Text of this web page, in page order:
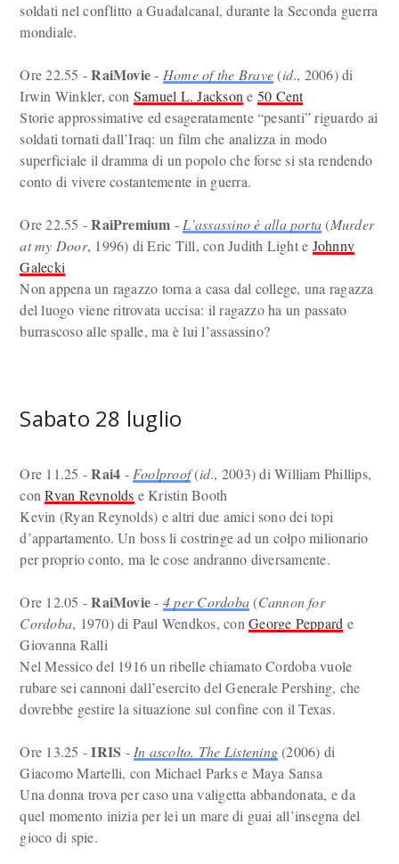
soldati nel conflitto a Guadalcanal, durante la Seconda guerra
mondiale.
Ore 22.55 -RaiMovie- Home of the Brave(id., 2006) di
Irwin Winkler, con Samuel L. Jackson e 50 Cent
Storie approssimative ed esageratamente “pesanti” riguardo ai
soldati tornati dall’Iraq: un film che analizza in modo
superficiale il dramma di un popolo che forse si sta rendendo
conto di vivere costantemente in guerra.
Ore 22.55 -RaiPremium - L’assassino è alla porta(Murder
at my Door, 1996) di Eric Till, con Judith Light e Johnny
Galecki
Non appena un ragazzo torna a casa dal college, una ragazza
del luogo viene ritrovata uccisa: il ragazzo ha un passato
burrascoso alle spalle, ma è lui l’assassino?
Sabato 28 luglio
Ore 11.25 -Rai4 - Foolproof(id., 2003) di William Phillips,
conRyan Reynolds e Kristin Booth
Kevin (Ryan Reynolds) e altri due amici sono dei topi
d’appartamento. Un boss li costringe ad un colpo milionario
per proprio conto, ma le cose andranno diversamente.
Ore 12.05 -RaiMovie- 4 per Cordoba(Cannon for
Cordoba, 1970) di Paul Wendkos, conGeorge Peppard e
Giovanna Ralli
Nel Messico del 1916 un ribelle chiamato Cordoba vuole
rubare sei cannoni dall’esercito del Generale Pershing, che
dovrebbe gestire la situazione sul confine con il Texas.
Ore 13.25 -IRIS - In ascolto. The Listening(2006) di
Giacomo Martelli, con Michael Parks e Maya Sansa
Una donna trova per caso una valigetta abbandonata, e da
quel momento inizia per lei un mare di guai all’insegna del
gioco di spie.